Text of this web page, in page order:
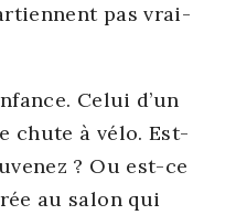
pas vrai­
Celui d’un
chute à vélo. Est-
? Ou est-ce
au salon qui